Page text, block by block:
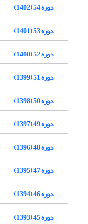
دوره 54 (1402)
دوره 53 (1401)
دوره 52 (1400)
دوره 51 (1399)
دوره 50 (1398)
دوره 49 (1397)
دوره 48 (1396)
دوره 47 (1395)
دوره 46 (1394)
دوره 45 (1393)